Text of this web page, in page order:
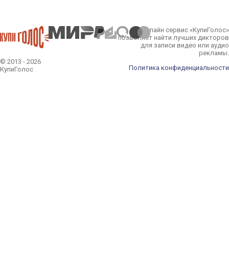
© 2013 - 2026
КупиГолос
Онлайн сервис «КупиГолос»
позволяет найти лучших дикторов
для записи видео или аудио
рекламы.
Политика конфиденциальности